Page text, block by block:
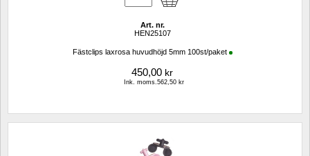
Art. nr.
HEN25107
Fästclips laxrosa huvudhöjd 5mm 100st/paket
450,00 kr
Ink. moms.562,50 kr